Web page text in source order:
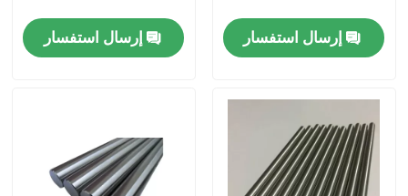
معلومات عنا
جولة في المعمل
إرسال استفسار إرسال استفسار